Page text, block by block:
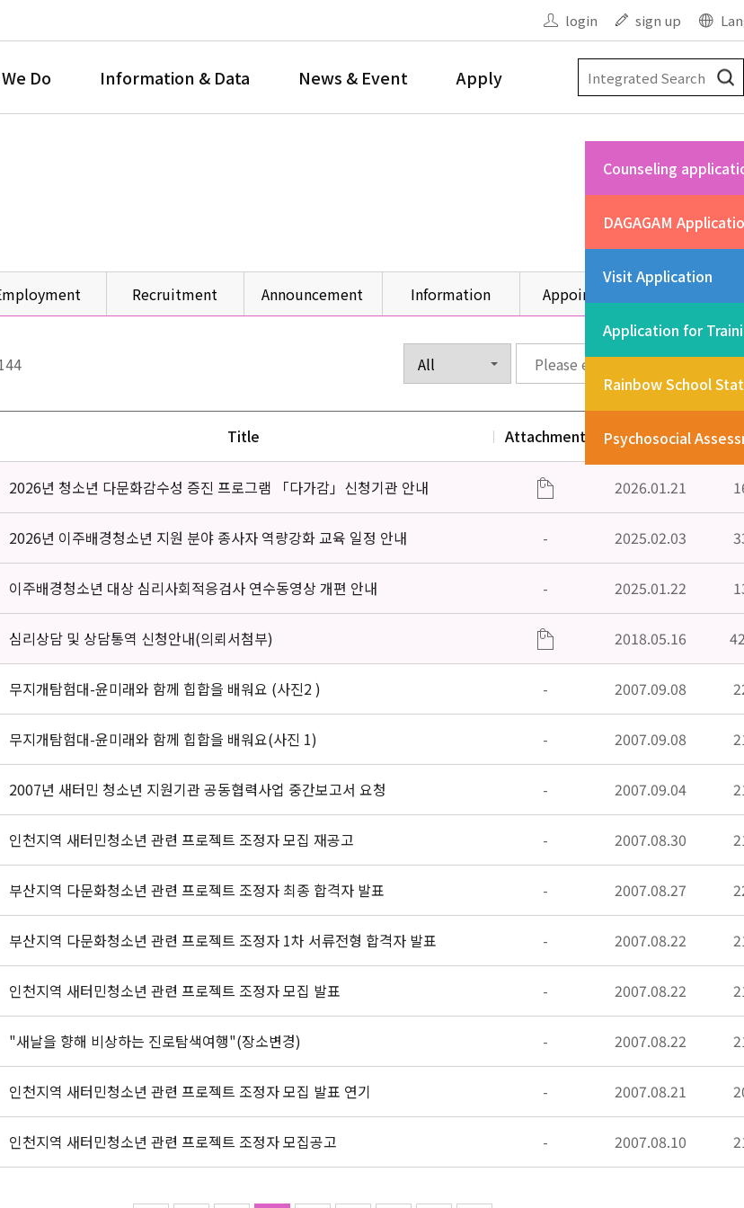
login sign up
Do Information & Data News & Event Apply
Counseling
DAGAGAM
Visit Application
Application for
Rainbow School
Psychosocial
Recruitment Announcement Information Appointment
Title Attachment Date
2026년 청소년 다문화감수성 증진 프로그램 「다가감」신청기관 안내 2026.01.21
2026년 이주배경청소년 지원 분야 종사자 역량강화 교육 일정 안내 - 2025.02.03
이주배경청소년 대상 심리사회적응검사 연수동영상 개편 안내 - 2025.01.22
심리상담 및 상담통역 신청안내(의뢰서첨부) 2018.05.16
무지개탐험대-윤미래와 함께 힙합을 배워요 (사진2 ) - 2007.09.08
무지개탐험대-윤미래와 함께 힙합을 배워요(사진 1) - 2007.09.08
2007년 새터민 청소년 지원기관 공동협력사업 중간보고서 요청 - 2007.09.04
인천지역 새터민청소년 관련 프로젝트 조정자 모집 재공고 - 2007.08.30
부산지역 다문화청소년 관련 프로젝트 조정자 최종 합격자 발표 - 2007.08.27
부산지역 다문화청소년 관련 프로젝트 조정자 1차 서류전형 합격자 발표 - 2007.08.22
인천지역 새터민청소년 관련 프로젝트 조정자 모집 발표 - 2007.08.22
"새날을 향해 비상하는 진로탐색여행"(장소변경) - 2007.08.22
인천지역 새터민청소년 관련 프로젝트 조정자 모집 발표 연기 - 2007.08.21
인천지역 새터민청소년 관련 프로젝트 조정자 모집공고 - 2007.08.10